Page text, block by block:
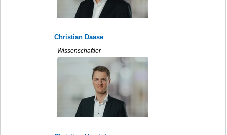
Christian Daase
Wissenschaftler